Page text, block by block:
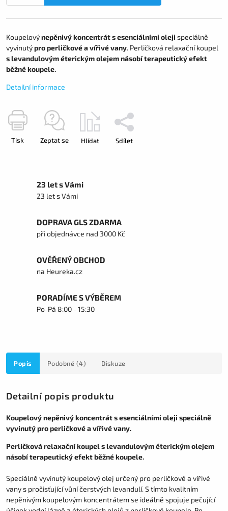
Koupelovýnepěnivý koncentrát s esenciálními oleji speciálně
vyvinutýpro perličkové a vířivé vany. Perličková relaxační koupel
s levandulovým éterickým olejem násobí terapeutický efekt
běžné koupele.
Detailní informace
Tisk Zeptat se Hlídat Sdílet
23 let s Vámi
23 let s Vámi
DOPRAVA GLS ZDARMA
při objednávce nad 3000 Kč
OVĚŘENÝ OBCHOD
na Heureka.cz
PORADÍME S VÝBĚREM
Po-Pá 8:00 - 15:30
Popis Podobné (4) Diskuze
Detailní popis produktu
Koupelový nepěnivý koncentrát s esenciálními oleji speciálně
vyvinutý pro perličkové a vířivé vany.
Perličková relaxační koupel s levandulovým éterickým olejem
násobí terapeutický efekt běžné koupele.
Speciálně vyvinutý koupelový olej určený pro perličkové a vířivé
vany s pročisťující vůní čerstvých levandulí. S tímto kvalitním
nepěnivým koupelovým koncentrátem se ideálně spojuje pečující